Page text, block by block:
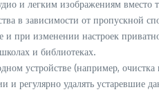
и легким изображениям вместо
в зависимости от пропускной
при изменении настроек
и библиотеках.
устройстве (например, очистка
регулярно удалять устаревшие